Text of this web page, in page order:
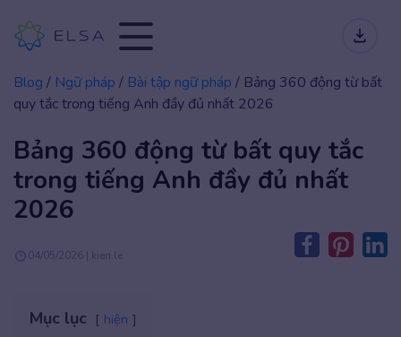
Blog / Ngữ pháp / Bài tập ngữ pháp / Bảng 360 động từ bất
quy tắc trong tiếng Anh đầy đủ nhất 2026
Bảng 360 động từ bất quy tắc
trong tiếng Anh đầy đủ nhất
2026
04/05/2026 | kien.le
Mục lục hiện